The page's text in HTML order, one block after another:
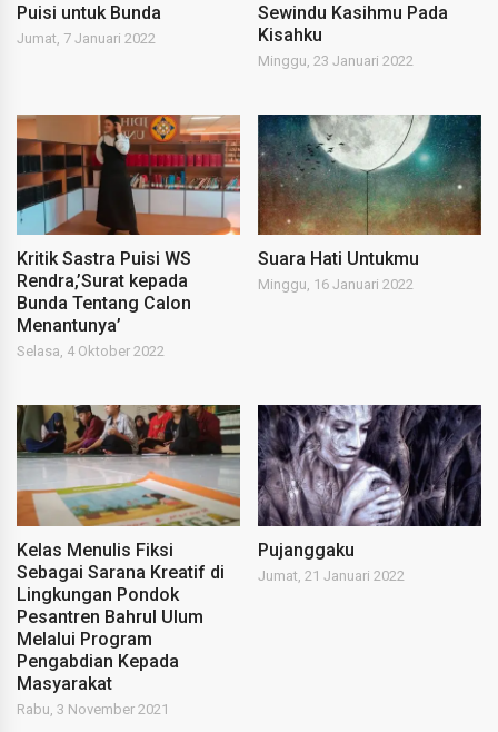
Puisi untuk Bunda
Jumat, 7 Januari 2022
Sewindu Kasihmu Pada
Kisahku
Minggu, 23 Januari 2022
Kritik Sastra Puisi WS
Rendra,’Surat kepada
Bunda Tentang Calon
Menantunya’
Selasa, 4 Oktober 2022
Suara Hati Untukmu
Minggu, 16 Januari 2022
Kelas Menulis Fiksi
Sebagai Sarana Kreatif di
Lingkungan Pondok
Pesantren Bahrul Ulum
Melalui Program
Pengabdian Kepada
Masyarakat
Rabu, 3 November 2021
Pujanggaku
Jumat, 21 Januari 2022